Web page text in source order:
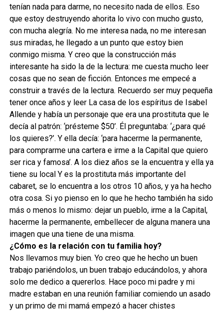
tenían nada para darme, no necesito nada de ellos. Eso
que estoy destruyendo ahorita lo vivo con mucho gusto,
con mucha alegría. No me interesa nada, no me interesan
sus miradas, he llegado a un punto que estoy bien
conmigo misma. Y creo que la construcción más
interesante ha sido la de la lectura: me cuesta mucho leer
cosas que no sean de ficción. Entonces me empecé a
construir a través de la lectura. Recuerdo ser muy pequeña
tener once años y leer La casa de los espíritus de Isabel
Allende y había un personaje que era una prostituta que le
decía al patrón: ‘présteme $50’. Él preguntaba: ‘¿para qué
los quieres?’. Y ella decía: ‘para hacerme la permanente,
para comprarme una cartera e irme a la Capital que quiero
ser rica y famosa’. A los diez años se la encuentra y ella ya
tiene su local Y es la prostituta más importante del
cabaret, se lo encuentra a los otros 10 años, y ya ha hecho
otra cosa. Si yo pienso en lo que he hecho también ha sido
más o menos lo mismo: dejar un pueblo, irme a la Capital,
hacerme la permanente, embellecer de alguna manera una
imagen que una tiene de una misma.
¿Cómo es la relación con tu familia hoy?
Nos llevamos muy bien. Yo creo que he hecho un buen
trabajo pariéndolos, un buen trabajo educándolos, y ahora
solo me dedico a quererlos. Hace poco mi padre y mi
madre estaban en una reunión familiar comiendo un asado
y un primo de mi mamá empezó a hacer chistes